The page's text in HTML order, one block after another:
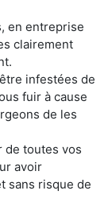
en entreprise
clairement
infestées de
fuir à cause
de les
de toutes vos
avoir
sans risque de